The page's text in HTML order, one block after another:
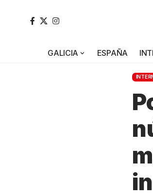
GALICIA ESPAÑA